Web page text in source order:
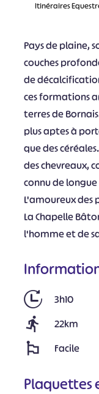
Itinéraires
Pays de plaine,
couches
de
ces formations
terres de
plus aptes à
que des
des chevreaux,
connu de
L'amoureux des
La Chapelle
l'homme et de
3h10
22km
Facile
Plaquettes